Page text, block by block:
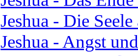
Jeshua - Die
Jeshua - Angst